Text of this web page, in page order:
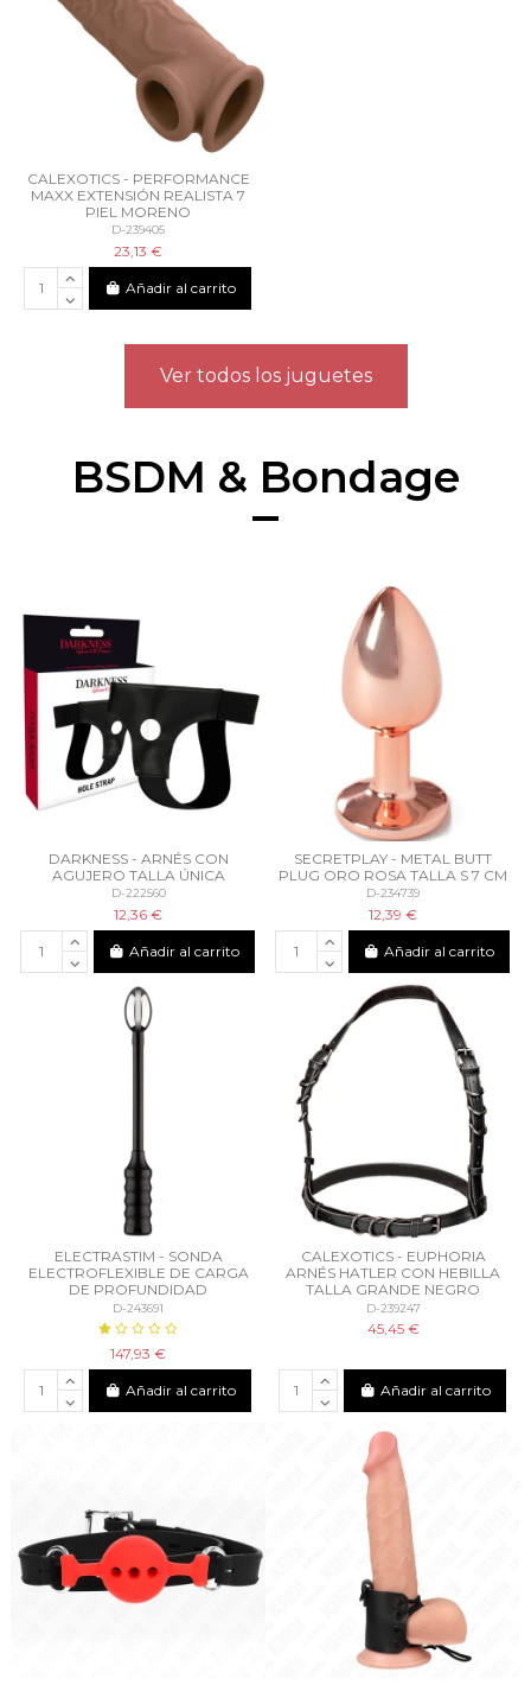
CALEXOTICS - PERFORMANCE
MAXX EXTENSIÓN REALISTA 7
PIEL MORENO
D-239405
23,13 €
Añadir al carrito
Ver todos los juguetes
BSDM & Bondage
DARKNESS - ARNÉS CON
AGUJERO TALLA ÚNICA
D-222560
12,36 €
Añadir al carrito
SECRETPLAY - METAL BUTT
PLUG ORO ROSA TALLA S 7 CM
D-234739
12,39 €
Añadir al carrito
ELECTRASTIM - SONDA
ELECTROFLEXIBLE DE CARGA
DE PROFUNDIDAD
D-243691
147,93 €
Añadir al carrito
CALEXOTICS - EUPHORIA
ARNÉS HATLER CON HEBILLA
TALLA GRANDE NEGRO
D-239247
45,45 €
Añadir al carrito